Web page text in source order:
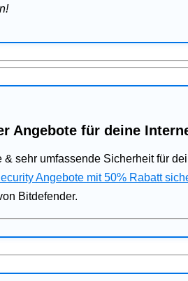
Angebote für deine
sehr umfassende Sicherheit für
Angebote mit 50% Rabatt
Bitdefender.